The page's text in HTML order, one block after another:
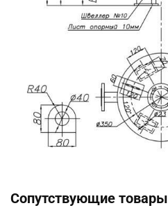
Сопутствующие товары